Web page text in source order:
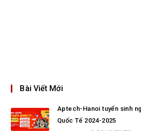
Bài Viết Mới
Aptech-Hanoi tuyển sinh
Quốc Tế 2024-2025